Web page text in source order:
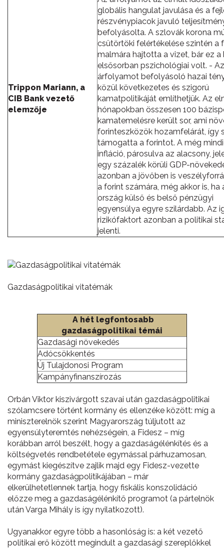
Trippon Mariann, a
CIB Bank vezető
elemzője
globális hangulat javulása és a
részvénypiacok javuló
befolyásolta. A szlovák korona
csütörtöki felértékelése szintén a
malmára hajtotta a vizet, bár ez a
elsősorban pszichológiai volt. - Az
árfolyamot befolyásoló hazai
közül következetes és szigorú
kamatpolitikáját említhetjük. Az
hónapokban összesen 100
kamatemelésre került sor, ami
forinteszközök hozamfelárát, így
támogatta a forintot. A még
infláció, párosulva az alacsony,
egy százalék körüli GDP-
azonban a jövőben is
a forint számára, még akkor is, ha
ország külső és belső pénzügyi
egyensúlya egyre szilárdabb. Az
rizikófaktort azonban a politikai
jelenti.
Gazdaságpolitikai vitatémák
A hét legfontosabb
gazdaságpolitikai témái
Gazdasági növekedés
Adócsökkentés
Új Tulajdonosi Program
Kampányfinanszírozás
Orbán Viktor kiszivárgott szavai után gazdaságpolitikai
szólamcsere történt kormány és ellenzéke között: míg a
miniszterelnök szerint Magyarország túljutott az
egyensúlyteremtés nehézségein, a Fidesz – míg
korábban arról beszélt, hogy a gazdaságélénkítés és a
költségvetés rendbetétele egymással párhuzamosan,
egymást kiegészítve zajlik majd egy Fidesz-vezette
kormány gazdaságpolitikájában – már
elkerülhetetlennek tartja, hogy fiskális konszolidáció
előzze meg a gazdaságélénkítő programot (a pártelnök
után Varga Mihály is így nyilatkozott).
Ugyanakkor egyre több a hasonlóság is: a két vezető
politikai erő között megindult a gazdasági szereplőkkel